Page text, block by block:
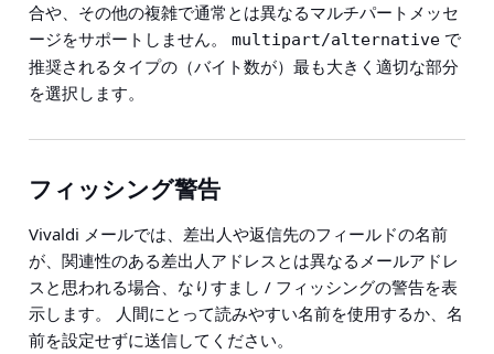
合や、その他の複雑で通常とは異なるマルチパートメッセ
ージをサポートしません。 multipart/alternative で
推奨されるタイプの（バイト数が）最も大きく適切な部分
を選択します。
フィッシング警告
Vivaldi メールでは、差出人や返信先のフィールドの名前
が、関連性のある差出人アドレスとは異なるメールアドレ
スと思われる場合、なりすまし / フィッシングの警告を表
示します。 人間にとって読みやすい名前を使用するか、名
前を設定せずに送信してください。